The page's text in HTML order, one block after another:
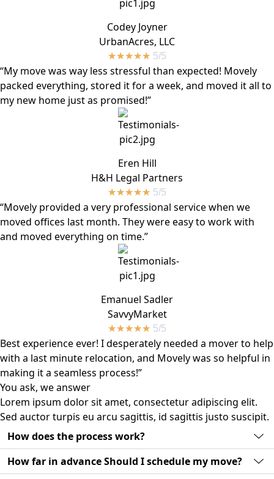
Codey Joyner
UrbanAcres, LLC
★★★★★ 5/5
“My move was way less stressful than expected! Movely
packed everything, stored it for a week, and moved it all to
my new home just as promised!”
Eren Hill
H&H Legal Partners
★★★★★ 5/5
“Movely provided a very professional service when we
moved offices last month. They were easy to work with
and moved everything on time.”
Emanuel Sadler
SavvyMarket
★★★★★ 5/5
Best experience ever! I desperately needed a mover to help
with a last minute relocation, and Movely was so helpful in
making it a seamless process!”
You ask, we answer
Lorem ipsum dolor sit amet, consectetur adipiscing elit.
Sed auctor turpis eu arcu sagittis, id sagittis justo suscipit.
How does the process work?
How far in advance Should I schedule my move?